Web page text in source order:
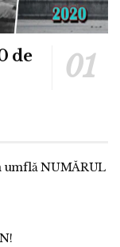
de
umflă NUMĂRUL